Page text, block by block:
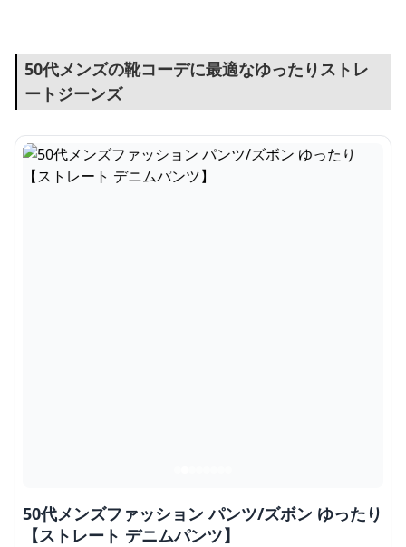
50代メンズの靴コーデに最適なゆったりストレ
ートジーンズ
50代メンズファッション パンツ/ズボン ゆったり
【ストレート デニムパンツ】